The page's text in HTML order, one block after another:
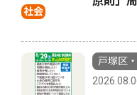
社会
戸塚区